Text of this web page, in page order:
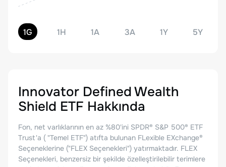
1G 1H 1A 3A 1Y 5Y
Innovator Defined Wealth
Shield ETF Hakkında
Fon, net varlıklarının en az %80'ini SPDR® S&P 500® ETF
Trust'a ( "Temel ETF") atıfta bulunan FLexible EXchange®
Seçeneklerine ("FLEX Seçenekleri") yatırmaktadır. FLEX
Seçenekleri, benzersiz bir şekilde özelleştirilebilir terimlere